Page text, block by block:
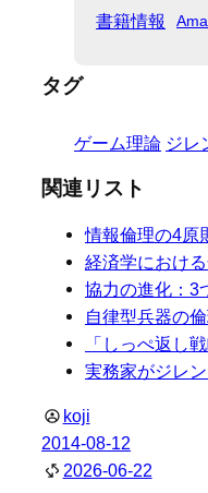
書籍情報
タグ
ゲーム理論 ジレ
関連リスト
情報倫理の4原
経済学におけ
協力の進化：3
自律型兵器の
「しっぺ返し
実務家がジレ
koji
2014-08-12
2026-06-22